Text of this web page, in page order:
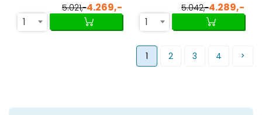
5.021,-4.269,-
1
5.042,-4.289,-
1
1 2 3 4